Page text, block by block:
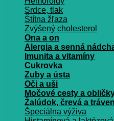
Srdce, tlak
Štítna žľaza
Zvýšený cholesterol
Ona a on
Alergia a senná
Imunita a vitamíny
Cukrovka
Zuby a ústa
Oči a uši
Močové cesty a
Žalúdok, črevá a
Špeciálna výživa